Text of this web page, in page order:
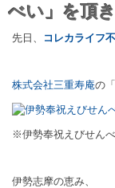
べい」を頂
先日、 コレカライフ
株式会社三重寿庵の「
※伊勢奉祝えびせん
伊勢志摩の恵み、